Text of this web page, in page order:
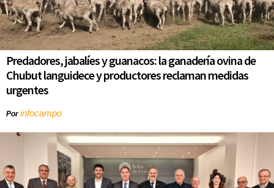
Predadores, jabalíes y guanacos: la ganadería ovina de
Chubut languidece y productores reclaman medidas
urgentes
Porinfocampo